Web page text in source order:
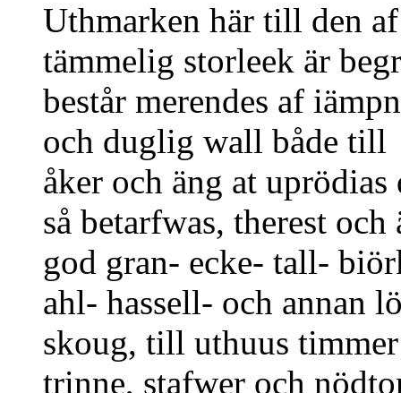
Uthmarken här till den
tämmelig storleek är
består merendes af iämpn
och duglig wall både till
åker och äng at uprödias
så betarfwas, therest och
god gran- ecke- tall-
ahl- hassell- och annan
skoug, till uthuus timmer
trinne, stafwer och